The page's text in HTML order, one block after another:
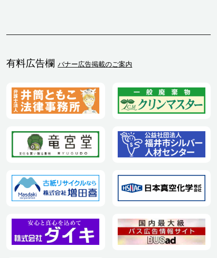
有料広告欄 バナー広告掲載のご案内